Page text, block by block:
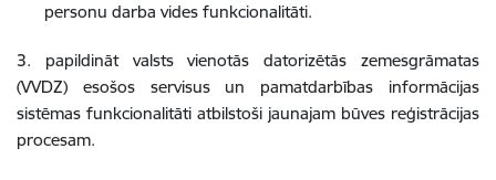
personu darba vides funkcionalitāti.
3. papildināt valsts vienotās datorizētās zemesgrāmatas
(VVDZ) esošos servisus un pamatdarbības informācijas
sistēmas funkcionalitāti atbilstoši jaunajam būves reģistrācijas
procesam.